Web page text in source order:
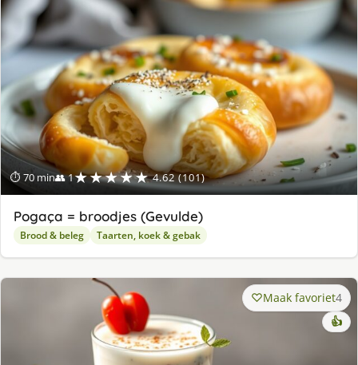
⏱ 70 min👥 1★★★★★ 4.62 (101)
Pogaça = broodjes (Gevulde)
Brood & beleg Taarten, koek & gebak
Maak favoriet4
👍